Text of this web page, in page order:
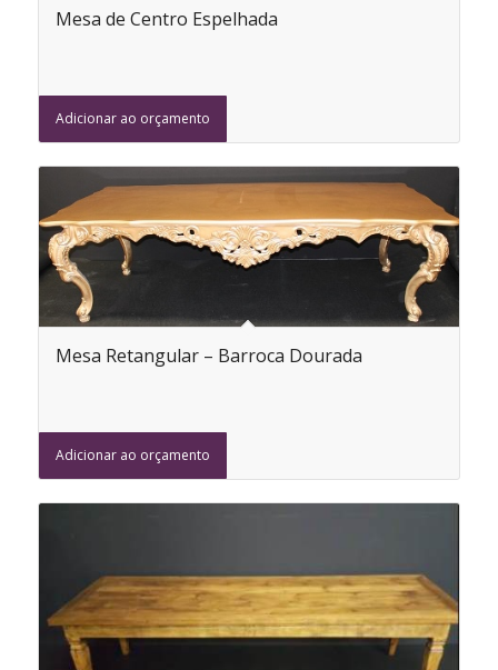
Mesa de Centro Espelhada
Adicionar ao orçamento
Mesa Retangular – Barroca Dourada
Adicionar ao orçamento